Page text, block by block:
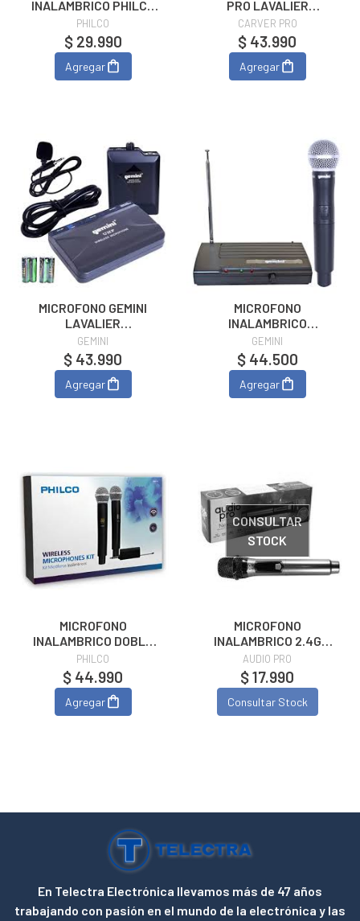
INALAMBRICO PHILCO
CINTILLO WN210
PHILCO
$ 29.990
Agregar
PRO LAVALIER
INALAMBRICO PCA-480
CARVER PRO
$ 43.990
Agregar
MICROFONO GEMINI
LAVALIER
INALAMBRICO
GEMINI
$ 43.990
Agregar
MICROFONO
INALAMBRICO
HANDSET GEMINI
GEMINI
$ 44.500
Agregar
MICROFONO
INALAMBRICO DOBLE
WM314
PHILCO
$ 44.990
Agregar
CONSULTAR
STOCK
MICROFONO
INALAMBRICO 2.4G
NEXORA AUDIO PRO
AUDIO PRO
$ 17.990
Consultar Stock
En Telectra Electrónica llevamos más de 47 años
trabajando con pasión en el mundo de la electrónica y las